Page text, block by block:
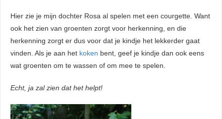
Hier zie je mijn dochter Rosa al spelen met een courgette. Want
ook het zien van groenten zorgt voor herkenning, en die
herkenning zorgt er dus voor dat je kindje het lekkerder gaat
vinden. Als je aan het koken bent, geef je kindje dan ook eens
wat groenten om te wassen of om mee te spelen.
Echt, ja zal zien dat het helpt!